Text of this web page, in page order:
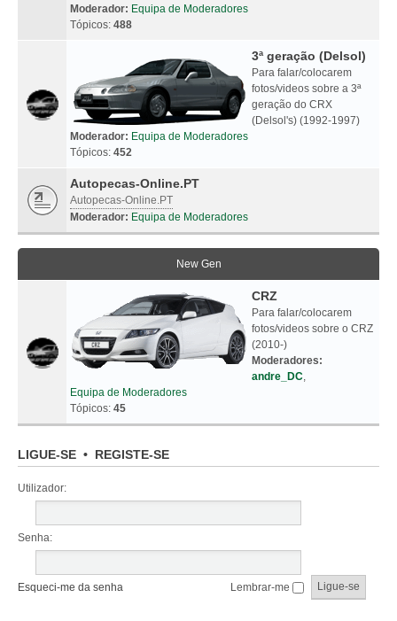
Moderador: Equipa de Moderadores
Tópicos: 488
3ª geração (Delsol)
Para falar/colocarem
fotos/videos sobre a 3ª
geração do CRX
(Delsol's) (1992-1997)
Moderador: Equipa de Moderadores
Tópicos: 452
Autopecas-Online.PT
Autopecas-Online.PT
Moderador: Equipa de Moderadores
New Gen
CRZ
Para falar/colocarem
fotos/videos sobre o CRZ
(2010-)
Moderadores:
andre_DC,
Equipa de Moderadores
Tópicos: 45
LIGUE-SE • REGISTE-SE
Utilizador:
Senha:
Esqueci-me da senha Lembrar-me